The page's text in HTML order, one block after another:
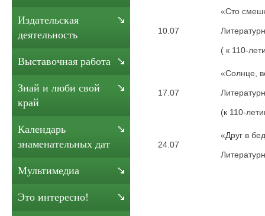
10.07
«Сто
( к 110-
17.07
«Солнце,
(к 110-
24.07
«Друг в
Издательская
деятельность
Выставочная работа
Знай и люби свой
край
Календарь
знаменательных дат
Мультимедиа
Это интересно!